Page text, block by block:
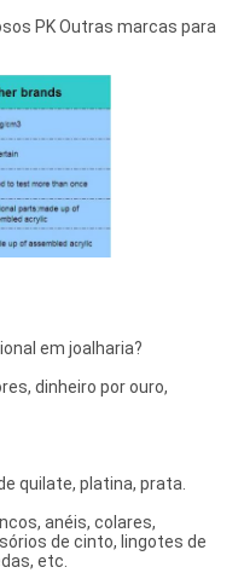
PK Outras marcas para
em joalharia?
dinheiro por ouro,
quilate, platina, prata.
anéis, colares,
de cinto, lingotes de
etc.